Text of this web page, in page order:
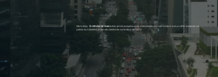
Além disso,15 milhões de reaisestão sendo exigidos como indenização por não cumprir com a LGPD, somente na
justiça do trabalho, e isso são dados de novembro de 2020!